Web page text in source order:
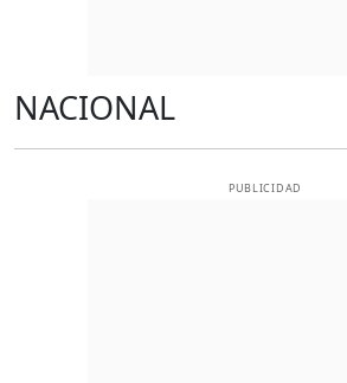
NACIONAL
PUBLICIDAD